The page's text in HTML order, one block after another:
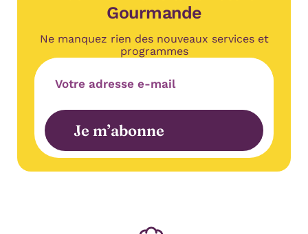
Gourmande
Ne manquez rien des nouveaux services et
programmes
Adresse e-mail
Je m’abonne